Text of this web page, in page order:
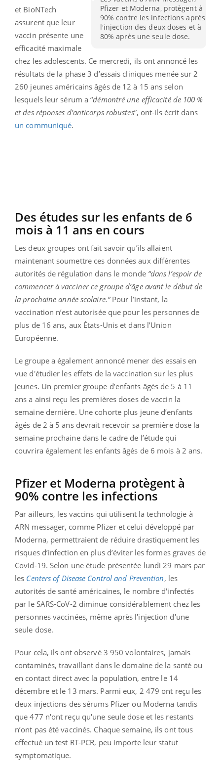
Pfizer et Moderna, protègent à
90% contre les infections après
l'injection des deux doses et à
80% après une seule dose.
et BioNTech
assurent que leur
vaccin présente une
efficacité maximale
chez les adolescents. Ce mercredi, ils ont annoncé les
résultats de la phase 3 d’essais cliniques menée sur 2
260 jeunes américains âgés de 12 à 15 ans selon
lesquels leur sérum a “démontré une efficacité de 100 %
et des réponses d’anticorps robustes”, ont-ils écrit dans
un communiqué.
Des études sur les enfants de 6
mois à 11 ans en cours
Les deux groupes ont fait savoir qu’ils allaient
maintenant soumettre ces données aux différentes
autorités de régulation dans le monde “dans l’espoir de
commencer à vacciner ce groupe d’âge avant le début de
la prochaine année scolaire.”Pour l’instant, la
vaccination n’est autorisée que pour les personnes de
plus de 16 ans, aux États-Unis et dans l’Union
Européenne.
Le groupe a également annoncé mener des essais en
vue d'étudier les effets de la vaccination sur les plus
jeunes. Un premier groupe d’enfants âgés de 5 à 11
ans a ainsi reçu les premières doses de vaccin la
semaine dernière. Une cohorte plus jeune d’enfants
âgés de 2 à 5 ans devrait recevoir sa première dose la
semaine prochaine dans le cadre de l’étude qui
couvrira également les enfants âgés de 6 mois à 2 ans.
Pfizer et Moderna protègent à
90% contre les infections
Par ailleurs, les vaccins qui utilisent la technologie à
ARN messager, comme Pfizer et celui développé par
Moderna, permettraient de réduire drastiquement les
risques d’infection en plus d’éviter les formes graves de
Covid-19. Selon une étude présentée lundi 29 mars par
les Centers of Disease Control and Prevention, les
autorités de santé américaines, le nombre d'infectés
par le SARS-CoV-2 diminue considérablement chez les
personnes vaccinées, même après l'injection d'une
seule dose.
Pour cela, ils ont observé 3 950 volontaires, jamais
contaminés, travaillant dans le domaine de la santé ou
en contact direct avec la population, entre le 14
décembre et le 13 mars. Parmi eux, 2 479 ont reçu les
deux injections des sérums Pfizer ou Moderna tandis
que 477 n'ont reçu qu'une seule dose et les restants
n’ont pas été vaccinés. Chaque semaine, ils ont tous
effectué un test RT-PCR, peu importe leur statut
symptomatique.